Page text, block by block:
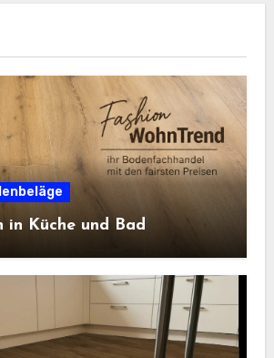
in Küche und Bad